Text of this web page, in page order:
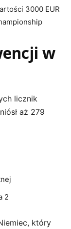
3000 EUR
w
licznik
aż 279
2
który